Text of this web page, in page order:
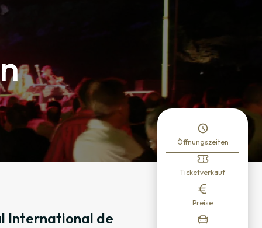
International de
Öffnungszeiten
Ticketverkauf
Preise